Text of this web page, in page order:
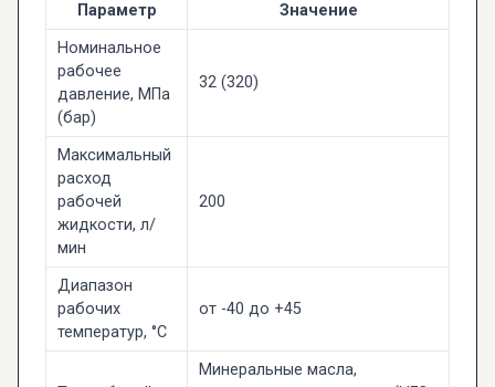
Параметр
Значение
Номинальное
рабочее
давление, МПа
(бар)
32 (320)
Максимальный
расход
рабочей
жидкости, л/
мин
200
Диапазон
рабочих
температур, °C
от -40 до +45
Минеральные масла,